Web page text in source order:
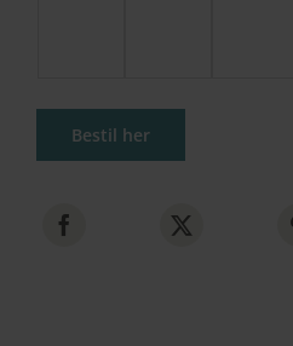
Bestil her